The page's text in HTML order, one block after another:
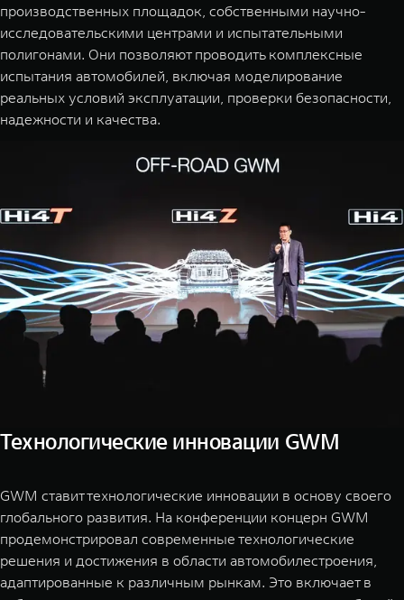
производственных площадок, собственными научно-
исследовательскими центрами и испытательными
полигонами. Они позволяют проводить комплексные
испытания автомобилей, включая моделирование
реальных условий эксплуатации, проверки безопасности,
надежности и качества.
Технологические инновации GWM
GWM ставит технологические инновации в основу своего
глобального развития. На конференции концерн GWM
продемонстрировал современные технологические
решения и достижения в области автомобилестроения,
адаптированные к различным рынкам. Это включает в